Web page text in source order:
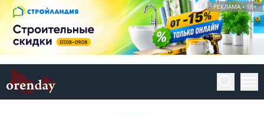
РЕКЛАМА • 18+